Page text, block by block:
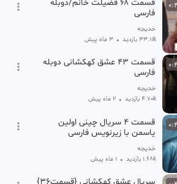
قسمت ۶۸ فضیلت خانم/دوبله
فارسی
خدیجه
33.11k بازدید • 3 ماه پیش
قسمت ۴۳ عشق کهکشانی دوبله
فارسی
خدیجه
4.70k بازدید • 2 ماه پیش
قسمت ۴ سریال چینی اولین
یاسمن با زیرنویس فارسی
خدیجه
1.68k بازدید • 1 ماه پیش